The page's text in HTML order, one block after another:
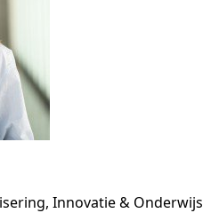
Innovatie & Onderwijs